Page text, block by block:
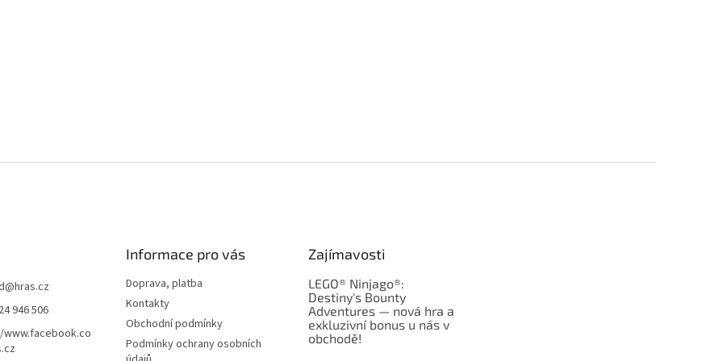
@hras.cz
946 506
Informace pro vás
Doprava, platba
Kontakty
Obchodní podmínky
Podmínky ochrany osobních
Zajímavosti
LEGO® Ninjago®:
Destiny's Bounty
Adventures — nová hra a
exkluzivní bonus u nás v
obchodě!